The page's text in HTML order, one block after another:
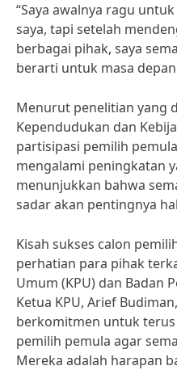
“Saya awalnya ragu
saya, tapi setelah
berbagai pihak, saya
berarti untuk masa
Menurut penelitian yang
Kependudukan dan
partisipasi pemilih
mengalami peningkatan
menunjukkan bahwa
sadar akan pentingnya
Kisah sukses calon
perhatian para pihak
Umum (KPU) dan Badan
Ketua KPU, Arief
berkomitmen untuk
pemilih pemula agar
Mereka adalah harapan